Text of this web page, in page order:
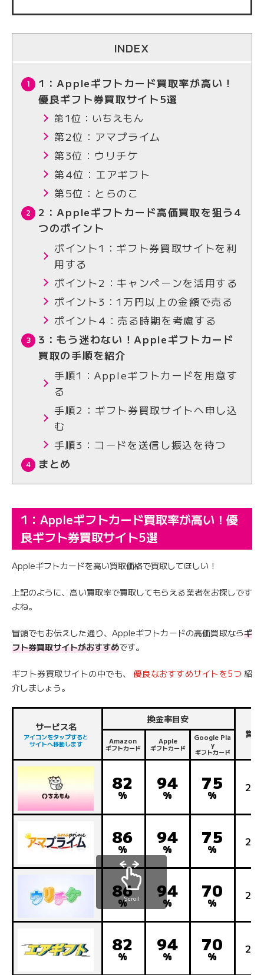
これまでに執筆・監修した記事は500本を超え、正確
信頼を得ている。
INDEX
1：Appleギフトカード買取率が高い！
優良ギフト券買取サイト5選
第1位：いちえもん
第2位：アマプライム
第3位：ウリチケ
第4位：エアギフト
第5位：とらのこ
2：Appleギフトカード高価買取を狙う4
つのポイント
ポイント1：ギフト券買取サイトを利
用する
ポイント2：キャンペーンを活用する
ポイント3：1万円以上の金額で売る
ポイント4：売る時期を考慮する
3：もう迷わない！Appleギフトカード
買取の手順を紹介
手順1：Appleギフトカードを用意す
る
手順2：ギフト券買取サイトへ申し込
む
手順3：コードを送信し振込を待つ
まとめ
1：Appleギフトカード買取率が高い！優
良ギフト券買取サイト5選
Appleギフトカードを高い買取価格で買取してほしい！
上記のように、高い買取率で買取してもらえる業者をお探しです
よね。
冒頭でもお伝えした通り、Appleギフトカードの高価買取ならギ
フト券買取サイトがおすすめです。
ギフト券買取サイトの中でも、 優良なおすすめサイトを5つ 紹
介しましょう。
サービス名
アイコンをタップすると
サイトへ移動します
換金率目安
営業
Amazon
ギフトカード
Apple
ギフトカード
Google Pla
y
ギフトカード
82
%
94
%
75
%
24
86
%
94
%
75
%
24
86
%
94
%
70
%
24
82
%
94
%
70
%
24
Scroll